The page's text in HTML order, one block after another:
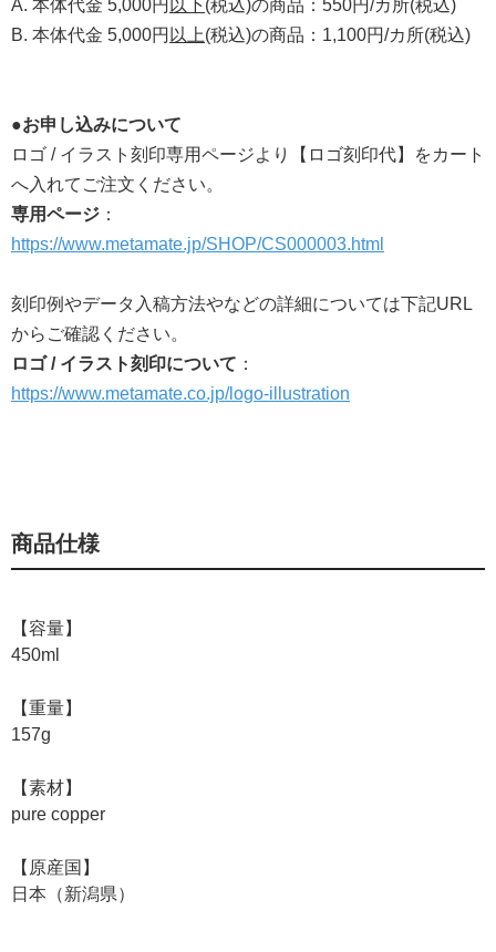
A. 本体代金 5,000円 以下(税込)の商品：550円/カ所(税込)
B. 本体代金 5,000円 以上(税込)の商品：1,100円/カ所(税込)
●お申し込みについて
ロゴ / イラスト刻印専用ページより【ロゴ刻印代】をカート
へ入れてご注文ください。
専用ページ ：
https://www.metamate.jp/SHOP/CS000003.html
刻印例やデータ入稿方法やなどの詳細については下記URL
からご確認ください。
ロゴ / イラスト刻印について ：
https://www.metamate.co.jp/logo-illustration
商品仕様
【容量】
450ml
【重量】
157g
【素材】
pure copper
【原産国】
日本（新潟県）